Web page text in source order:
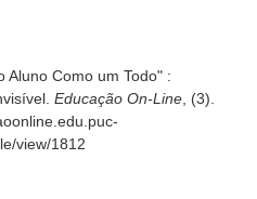
Aluno Como um Todo" :
Educação On-Line, (3).
view/1812